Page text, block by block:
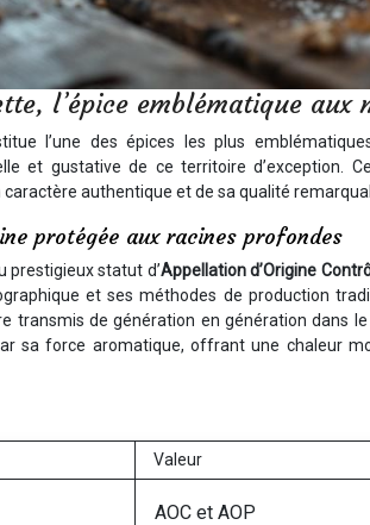
l’épice emblématique aux
l’une des épices les plus
et gustative de ce territoire d’exception.
authentique et de sa qualité
protégée aux racines profondes
prestigieux statut d’Appellation d’Origine
et ses méthodes de production
transmis de génération en génération dans
sa force aromatique, offrant une chaleur
Valeur
AOC et AOP